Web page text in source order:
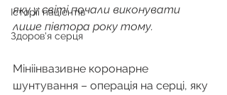
Історії пацієнтів
Здоров'я серця
яку у світі почали виконувати
лише півтора року тому.
Мініінвазивне коронарне
шунтування – операція на серці, яку